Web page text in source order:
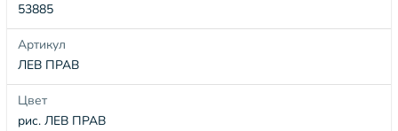
53885
Артикул
ЛЕВ ПРАВ
Цвет
рис. ЛЕВ ПРАВ